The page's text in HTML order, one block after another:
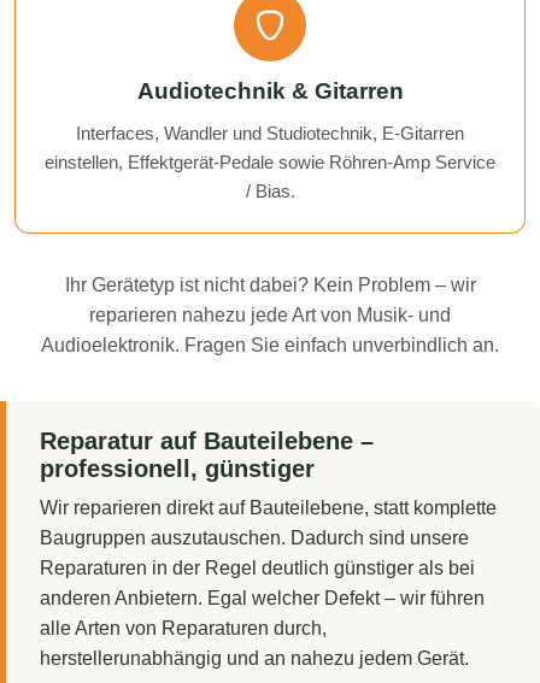
Audiotechnik & Gitarren
Interfaces, Wandler und Studiotechnik, E-Gitarren
einstellen, Effektgerät-Pedale sowie Röhren-Amp Service
/ Bias.
Ihr Gerätetyp ist nicht dabei? Kein Problem – wir
reparieren nahezu jede Art von Musik- und
Audioelektronik. Fragen Sie einfach unverbindlich an.
Reparatur auf Bauteilebene –
professionell, günstiger
Wir reparieren direkt auf Bauteilebene, statt komplette
Baugruppen auszutauschen. Dadurch sind unsere
Reparaturen in der Regel deutlich günstiger als bei
anderen Anbietern. Egal welcher Defekt – wir führen
alle Arten von Reparaturen durch,
herstellerunabhängig und an nahezu jedem Gerät.